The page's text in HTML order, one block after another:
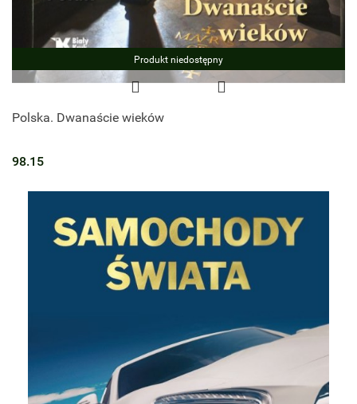
Produkt niedostępny
Polska. Dwanaście wieków
98.15